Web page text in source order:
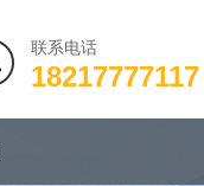
联系电话
18217777117